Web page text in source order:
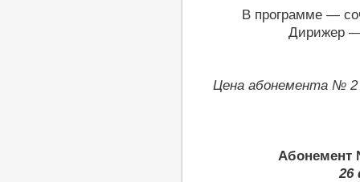
В программе —
Дирижер
Цена абонемента №
Абонемент
26